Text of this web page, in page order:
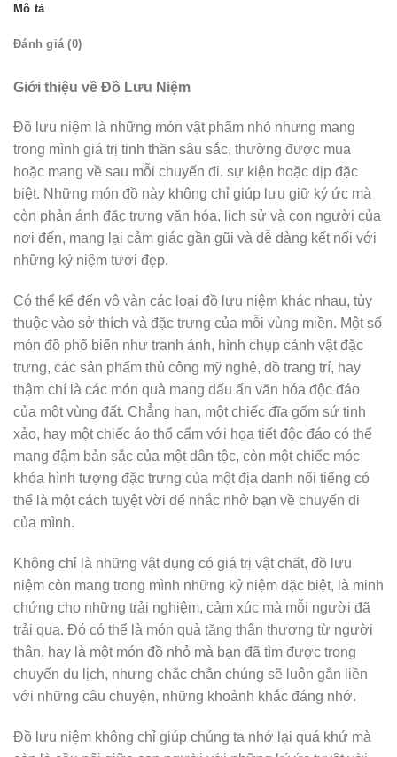
Mô tả
Đánh giá (0)
Giới thiệu về Đồ Lưu Niệm
Đồ lưu niệm là những món vật phẩm nhỏ nhưng mang
trong mình giá trị tinh thần sâu sắc, thường được mua
hoặc mang về sau mỗi chuyến đi, sự kiện hoặc dịp đặc
biệt. Những món đồ này không chỉ giúp lưu giữ ký ức mà
còn phản ánh đặc trưng văn hóa, lịch sử và con người của
nơi đến, mang lại cảm giác gần gũi và dễ dàng kết nối với
những kỷ niệm tươi đẹp.
Có thể kể đến vô vàn các loại đồ lưu niệm khác nhau, tùy
thuộc vào sở thích và đặc trưng của mỗi vùng miền. Một số
món đồ phổ biến như tranh ảnh, hình chụp cảnh vật đặc
trưng, các sản phẩm thủ công mỹ nghệ, đồ trang trí, hay
thậm chí là các món quà mang dấu ấn văn hóa độc đáo
của một vùng đất. Chẳng hạn, một chiếc đĩa gốm sứ tinh
xảo, hay một chiếc áo thổ cẩm với họa tiết độc đáo có thể
mang đậm bản sắc của một dân tộc, còn một chiếc móc
khóa hình tượng đặc trưng của một địa danh nổi tiếng có
thể là một cách tuyệt vời để nhắc nhở bạn về chuyến đi
của mình.
Không chỉ là những vật dụng có giá trị vật chất, đồ lưu
niệm còn mang trong mình những kỷ niệm đặc biệt, là minh
chứng cho những trải nghiệm, cảm xúc mà mỗi người đã
trải qua. Đó có thể là món quà tặng thân thương từ người
thân, hay là một món đồ nhỏ mà bạn đã tìm được trong
chuyến du lịch, nhưng chắc chắn chúng sẽ luôn gắn liền
với những câu chuyện, những khoảnh khắc đáng nhớ.
Đồ lưu niệm không chỉ giúp chúng ta nhớ lại quá khứ mà